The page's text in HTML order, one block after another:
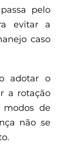
pelo
evitar a
caso
adotar o
a rotação
de
não se